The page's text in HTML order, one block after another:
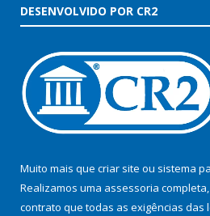
DESENVOLVIDO POR CR2
Muito mais que criar site ou sistema
Realizamos uma assessoria
contrato que todas as exigências das